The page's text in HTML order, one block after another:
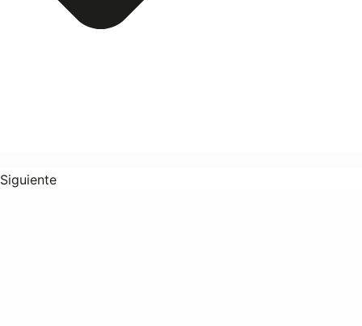
Siguiente